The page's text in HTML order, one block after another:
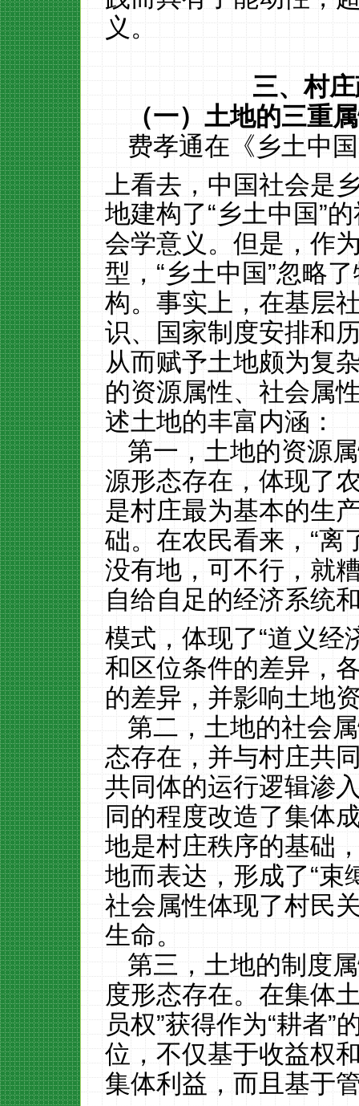
义。
三、村
（一）土地的三重
费孝通在《乡土中
上看去，中国社会是
地建构了“乡土中国”
会学意义。但是，作
型，“乡土中国”忽略
构。事实上，在基层
识、国家制度安排和
从而赋予土地颇为复
的资源属性、社会属
述土地的丰富内涵：
第一，土地的资源
源形态存在，体现了
是村庄最为基本的生
础。在农民看来，“离
没有地，可不行，就
自给自足的经济系统
模式，体现了“道义经
和区位条件的差异，
的差异，并影响土地
第二，土地的社会
态存在，并与村庄共
共同体的运行逻辑渗
同的程度改造了集体
地是村庄秩序的基础
地而表达，形成了“束
社会属性体现了村民
生命。
第三，土地的制度
度形态存在。在集体
员权”获得作为“耕者”
位，不仅基于收益权
集体利益，而且基于